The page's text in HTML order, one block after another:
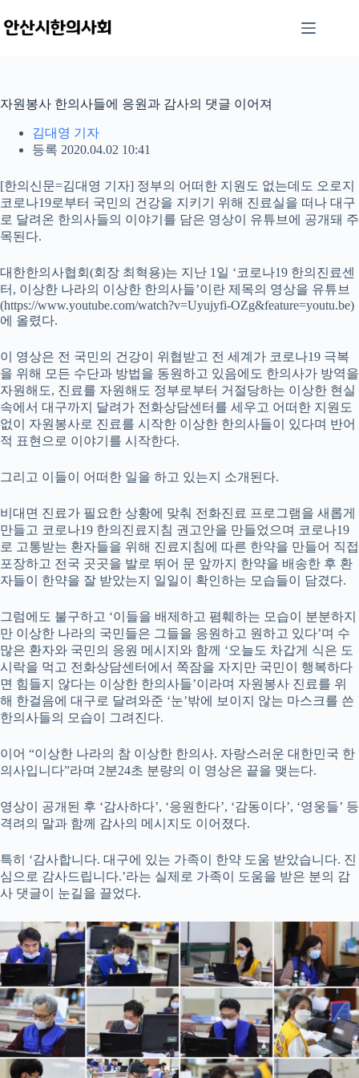
문
으
뛰
자원봉사 한의사들에 응원과 감사의 댓글 이어져
김대영 기자
등록 2020.04.02 10:41
[한의신문=김대영 기자] 정부의 어떠한 지원도 없는데도 오로지
코로나19로부터 국민의 건강을 지키기 위해 진료실을 떠나 대구
로 달려온 한의사들의 이야기를 담은 영상이 유튜브에 공개돼 주
목된다.
대한한의사협회(회장 최혁용)는 지난 1일 ‘코로나19 한의진료센
터, 이상한 나라의 이상한 한의사들’이란 제목의 영상을 유튜브
(https://www.youtube.com/watch?v=Uyujyfi-OZg&feature=youtu.be)
에 올렸다.
이 영상은 전 국민의 건강이 위협받고 전 세계가 코로나19 극복
을 위해 모든 수단과 방법을 동원하고 있음에도 한의사가 방역을
자원해도, 진료를 자원해도 정부로부터 거절당하는 이상한 현실
속에서 대구까지 달려가 전화상담센터를 세우고 어떠한 지원도
없이 자원봉사로 진료를 시작한 이상한 한의사들이 있다며 반어
적 표현으로 이야기를 시작한다.
그리고 이들이 어떠한 일을 하고 있는지 소개된다.
비대면 진료가 필요한 상황에 맞춰 전화진료 프로그램을 새롭게
만들고 코로나19 한의진료지침 권고안을 만들었으며 코로나19
로 고통받는 환자들을 위해 진료지침에 따른 한약을 만들어 직접
포장하고 전국 곳곳을 발로 뛰어 문 앞까지 한약을 배송한 후 환
자들이 한약을 잘 받았는지 일일이 확인하는 모습들이 담겼다.
그럼에도 불구하고 ‘이들을 배제하고 폄훼하는 모습이 분분하지
만 이상한 나라의 국민들은 그들을 응원하고 원하고 있다’며 수
많은 환자와 국민의 응원 메시지와 함께 ‘오늘도 차갑게 식은 도
시락을 먹고 전화상담센터에서 쪽잠을 자지만 국민이 행복하다
면 힘들지 않다는 이상한 한의사들’이라며 자원봉사 진료를 위
해 한걸음에 대구로 달려와준 ‘눈’밖에 보이지 않는 마스크를 쓴
한의사들의 모습이 그려진다.
이어 “이상한 나라의 참 이상한 한의사. 자랑스러운 대한민국 한
의사입니다”라며 2분24초 분량의 이 영상은 끝을 맺는다.
영상이 공개된 후 ‘감사하다’, ‘응원한다’, ‘감동이다’, ‘영웅들’ 등
격려의 말과 함께 감사의 메시지도 이어졌다.
특히 ‘감사합니다. 대구에 있는 가족이 한약 도움 받았습니다. 진
심으로 감사드립니다.’라는 실제로 가족이 도움을 받은 분의 감
사 댓글이 눈길을 끌었다.